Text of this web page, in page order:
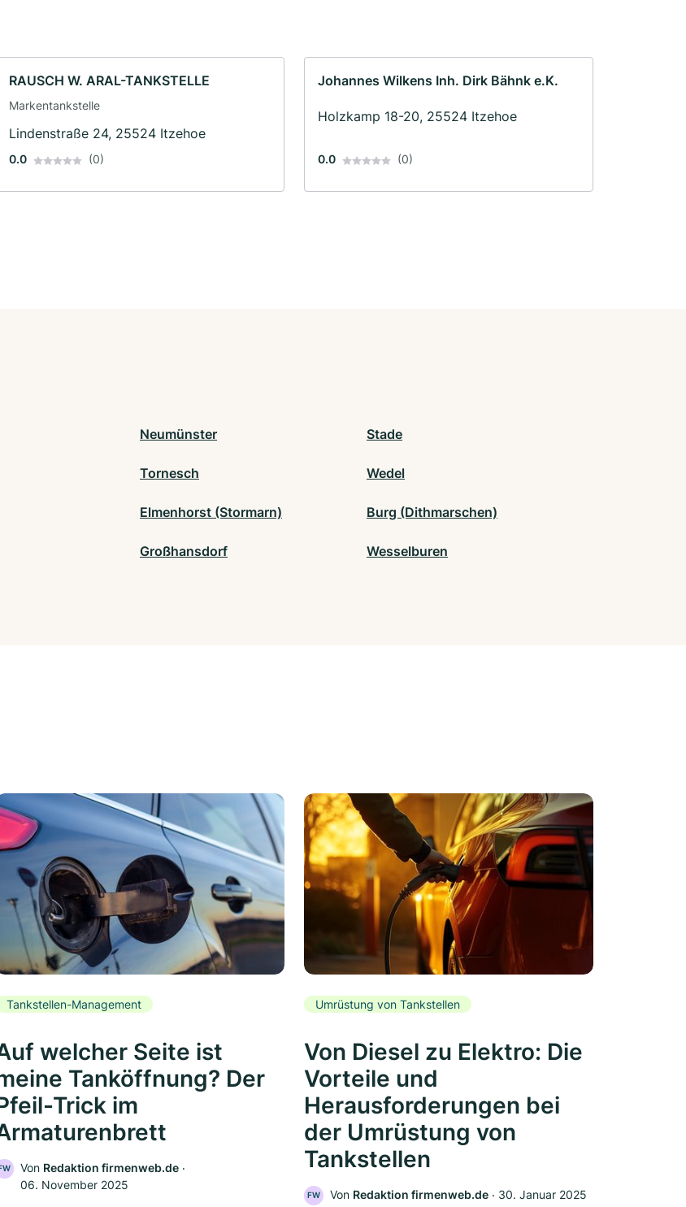
RAUSCH W. ARAL-TANKSTELLE
Markentankstelle
Lindenstraße 24, 25524 Itzehoe
0.0 (0)
Johannes Wilkens Inh. Dirk Bähnk e.K.
Holzkamp 18-20, 25524 Itzehoe
0.0 (0)
Neumünster Stade
Tornesch Wedel
Elmenhorst (Stormarn) Burg (Dithmarschen)
Großhansdorf Wesselburen
Tankstellen-Management
welcher Seite ist
Tanköffnung? Der
Trick im
Von Redaktion firmenweb.de‧
06. November 2025
Umrüstung von Tankstellen
Von Diesel zu Elektro: Die
Vorteile und
Herausforderungen bei
der Umrüstung von
Tankstellen
FW Von Redaktion firmenweb.de ‧ 30. Januar 2025